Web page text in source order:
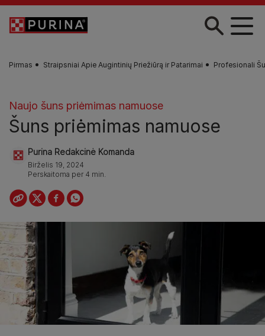
Pereiti į pagrindinį turinį
Pirmas Straipsniai Apie Augintinių Priežiūrą ir Patarimai Profesionali
Naujo šuns priėmimas namuose
Šuns priėmimas namuose
Purina Redakcinė Komanda
Birželis 19, 2024
Perskaitoma per 4 min.